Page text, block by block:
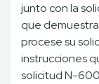
junto con la
que
procese su
instrucciones
solicitud N-